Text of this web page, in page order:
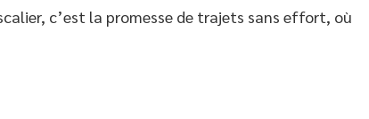
c’est la promesse de trajets sans effort, où